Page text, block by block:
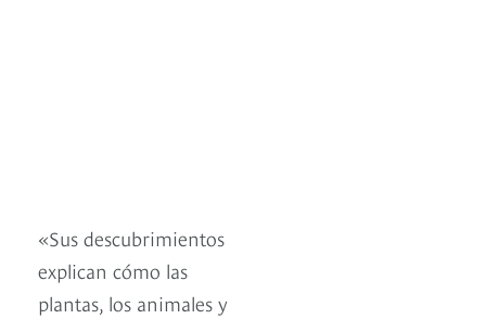
«Sus descubrimientos
explican cómo las
plantas, los animales y